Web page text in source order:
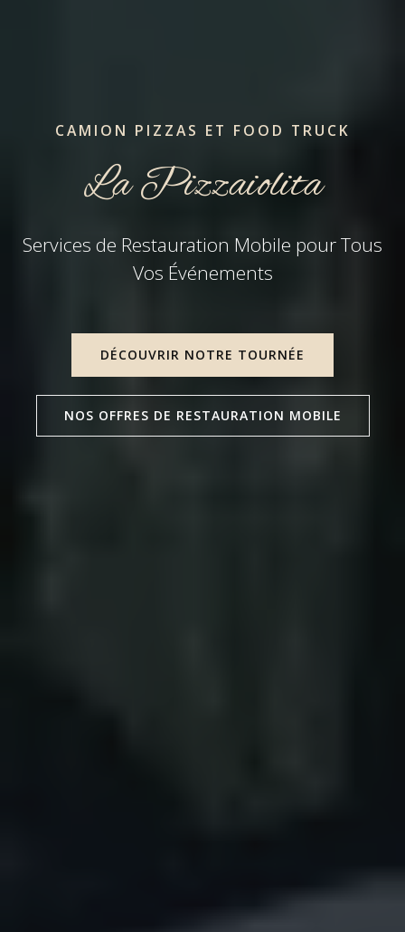
CAMION PIZZAS ET FOOD TRUCK
La Pizzaiolita
Services de Restauration Mobile pour Tous
Vos Événements
DÉCOUVRIR NOTRE TOURNÉE
NOS OFFRES DE RESTAURATION MOBILE